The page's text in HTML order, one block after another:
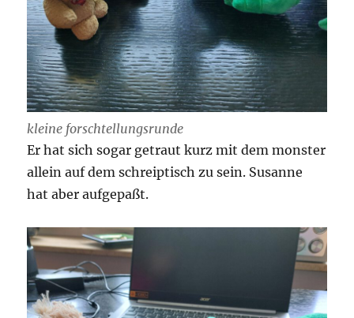
kleine forschtellungsrunde
Er hat sich sogar getraut kurz mit dem monster
allein auf dem schreiptisch zu sein. Susanne
hat aber aufgepaßt.